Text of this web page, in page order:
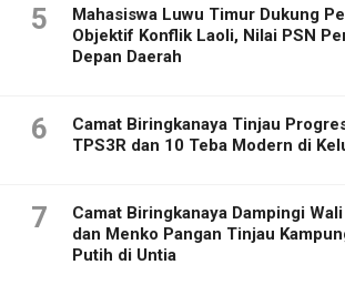
5
Mahasiswa Luwu Timur Dukung
Objektif Konflik Laoli, Nilai PSN
Depan Daerah
6
Camat Biringkanaya Tinjau
TPS3R dan 10 Teba Modern di
7
Camat Biringkanaya Dampingi
dan Menko Pangan Tinjau
Putih di Untia